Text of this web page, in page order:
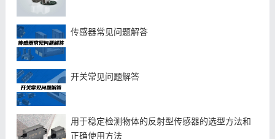
​传感器常见问题解答
开关常见问题解答
用于稳定检测物体的反射型传感器的选型方法和
正确使用方法